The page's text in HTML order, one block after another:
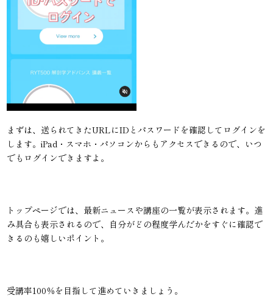
まずは、送られてきたURLにIDとパスワードを確認してログインを
します。iPad・スマホ・パソコンからもアクセスできるので、いつ
でもログインできますよ。
トップページでは、最新ニュースや講座の一覧が表示されます。進
み具合も表示されるので、自分がどの程度学んだかをすぐに確認で
きるのも嬉しいポイント。
受講率100％を目指して進めていきましょう。